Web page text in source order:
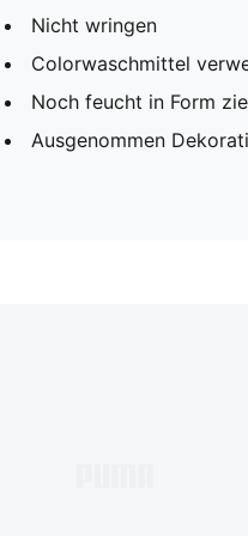
Nicht wringen
Colorwaschmittel
Noch feucht in Form
Ausgenommen